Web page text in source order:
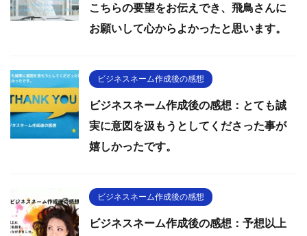
こちらの要望をお伝えでき、飛鳥さんに
お願いして心からよかったと思います。
ビジネスネーム作成後の感想
ビジネスネーム作成後の感想：とても誠
実に意図を汲もうとしてくださった事が
嬉しかったです。
ビジネスネーム作成後の感想
ビジネスネーム作成後の感想：予想以上